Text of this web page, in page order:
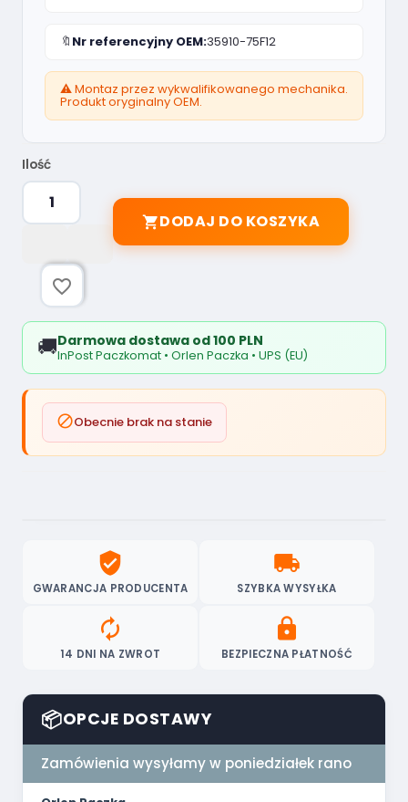
🔖 Nr referencyjny OEM:35910-75F12
⚠️ Montaz przez wykwalifikowanego mechanika.
Produkt oryginalny OEM.
Ilość
DODAJ DO KOSZYKA
favorite_border
🚚Darmowa dostawa od 100 PLN
InPost Paczkomat • Orlen Paczka • UPS (EU)
Obecnie brak na stanie
verified_user
GWARANCJA PRODUCENTA
local_shipping
SZYBKA WYSYŁKA
autorenew
14 DNI NA ZWROT
lock
BEZPIECZNA PŁATNOŚĆ
📦OPCJE DOSTAWY
Zamówienia wysyłamy w poniedziałek rano